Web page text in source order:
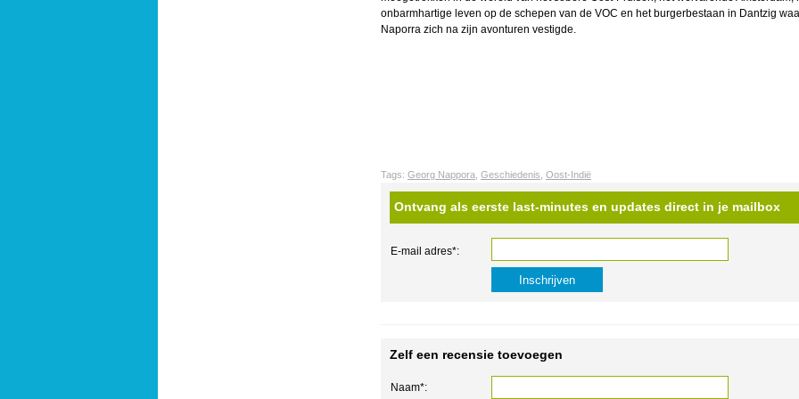
onbarmhartige leven op de schepen van de VOC en het burgerbestaan in Dantzig
Naporra zich na zijn avonturen vestigde.
Tags: Georg Nappora Geschiedenis Oost-Indië
Ontvang als eerste last-minutes en updates direct in je mailbox
E-mail adres*:
Zelf een recensie toevoegen
Naam*: